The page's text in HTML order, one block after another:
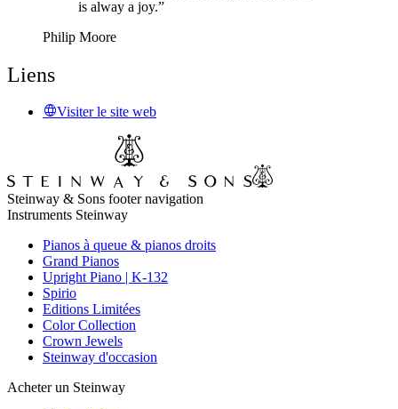
is alway a joy.”
Philip Moore
Liens
Visiter le site web
Steinway & Sons footer navigation
Instruments Steinway
Pianos à queue & pianos droits
Grand Pianos
Upright Piano | K-132
Spirio
Editions Limitées
Color Collection
Crown Jewels
Steinway d'occasion
Acheter un Steinway